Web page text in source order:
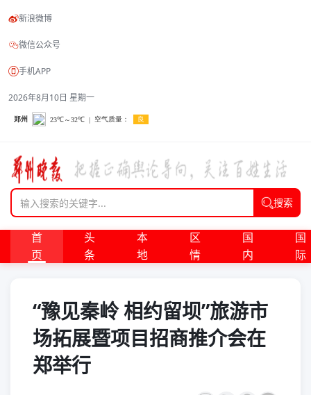
新浪微博
微信公众号
手机APP
2026年8月10日 星期一
搜索
首
页
头
条
本
地
区
情
国
内
国
际
“豫见秦岭 相约留坝”旅游市
场拓展暨项目招商推介会在
郑举行